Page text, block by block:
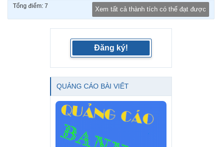
Tổng điểm: 7 Xem tất cả thành tích có thể đạt được
Đăng ký!
QUẢNG CÁO BÀI VIẾT